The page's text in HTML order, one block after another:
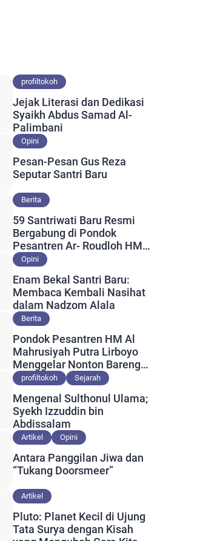
profiltokoh
Jejak Literasi dan Dedikasi
Syaikh Abdus Samad Al-
Palimbani
Opini
Pesan-Pesan Gus Reza
Seputar Santri Baru
Berita
59 Santriwati Baru Resmi
Bergabung di Pondok
Pesantren Ar- Roudloh HM
Al- Mahrusiyah Putri Lirboyo
Opini
Enam Bekal Santri Baru:
Membaca Kembali Nasihat
dalam Nadzom Alala
Berita
Pondok Pesantren HM Al
Mahrusiyah Putra Lirboyo
Menggelar Nonton Bareng
Final Piala Dunia
profiltokoh Sejarah
Mengenal Sulthonul Ulama;
Syekh Izzuddin bin
Abdissalam
Artikel Opini
Antara Panggilan Jiwa dan
“Tukang Doorsmeer”
Artikel
Pluto: Planet Kecil di Ujung
Tata Surya dengan Kisah